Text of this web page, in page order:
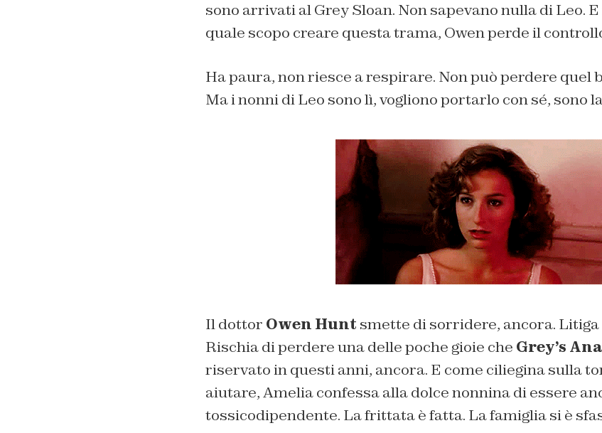
sono arrivati al Grey Sloan. Non sapevano nulla di Leo.
quale scopo creare questa trama, Owen perde il
Ha paura, non riesce a respirare. Non può perdere quel
Ma i nonni di Leo sono lì, vogliono portarlo con sé, sono
Il dottor Owen Hunt smette di sorridere, ancora. Litiga
Rischia di perdere una delle poche gioie che Grey’s
riservato in questi anni, ancora. E come ciliegina sulla
aiutare, Amelia confessa alla dolce nonnina di essere
tossicodipendente. La frittata è fatta. La famiglia si è